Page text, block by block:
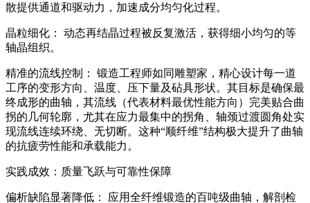
散提供通道和驱动力，加速成分均匀化过程。
晶粒细化： 动态再结晶过程被反复激活，获得细小均匀的等
轴晶组织。
精准的流线控制： 锻造工程师如同雕塑家，精心设计每一道
工序的变形方向、温度、压下量及砧具形状。其目标是确保最
终成形的曲轴，其流线（代表材料最优性能方向）完美贴合曲
拐的几何轮廓，尤其在应力最集中的拐角、轴颈过渡圆角处实
现流线连续环绕、无切断。这种“顺纤维”结构极大提升了曲轴
的抗疲劳性能和承载能力。
实践成效：质量飞跃与可靠性保障
偏析缺陷显著降低： 应用全纤维锻造的百吨级曲轴，解剖检